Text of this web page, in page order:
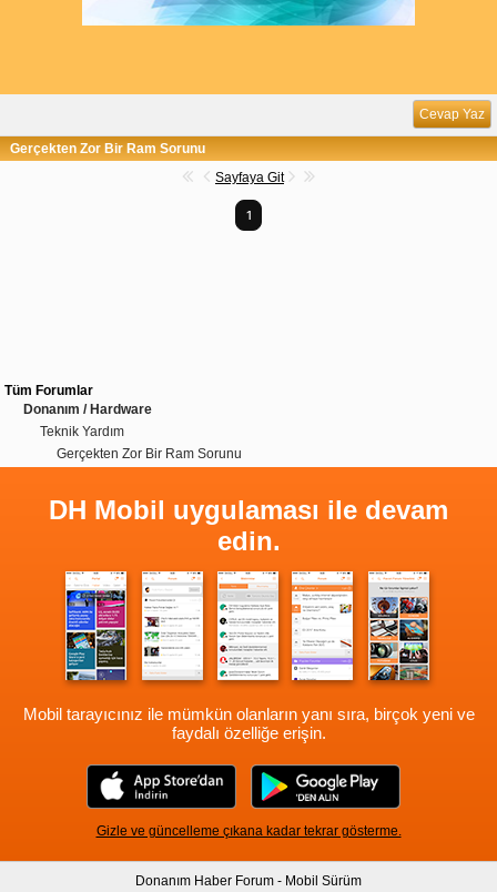
Cevap Yaz
Gerçekten Zor Bir Ram Sorunu
Sayfaya Git
1
Tüm Forumlar
Donanım / Hardware
Teknik Yardım
Gerçekten Zor Bir Ram Sorunu
DH Mobil uygulaması ile devam
edin.
Mobil tarayıcınız ile mümkün olanların yanı sıra, birçok yeni ve
faydalı özelliğe erişin.
Gizle ve güncelleme çıkana kadar tekrar gösterme.
Donanım Haber Forum - Mobil Sürüm